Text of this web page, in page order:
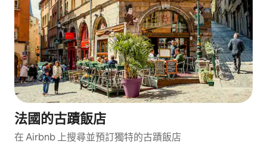
法國的古蹟飯店
在 Airbnb 上搜尋並預訂獨特的古蹟飯店